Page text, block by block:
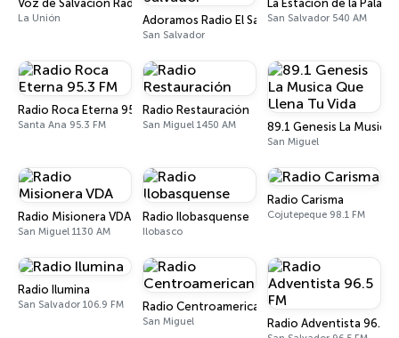
Voz de Salvación Radio
La Unión Adoramos Radio El Salvador
San Salvador
La Estación de la Palabra
San Salvador 540 AM
Radio Roca Eterna 95.3 FM
Santa Ana 95.3 FM
Radio Restauración
San Miguel 1450 AM 89.1 Genesis La Musica
San Miguel
Radio Misionera VDA
San Miguel 1130 AM
Radio Ilobasquense
Ilobasco
Radio Carisma
Cojutepeque 98.1 FM
Radio Ilumina
San Salvador 106.9 FM Radio Centroamericana
San Miguel Radio Adventista 96.5